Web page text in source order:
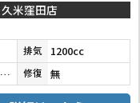
久米窪田店
排気 1200cc
ピュアホワイトパール 修復 無